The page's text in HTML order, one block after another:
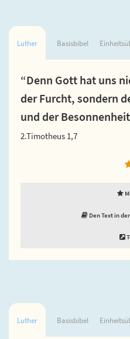
Luther Basisbibel
“Denn Gott hat uns
der Furcht, sondern
und der
2.Timotheus 1,7
Den Text in
Luther Basisbibel